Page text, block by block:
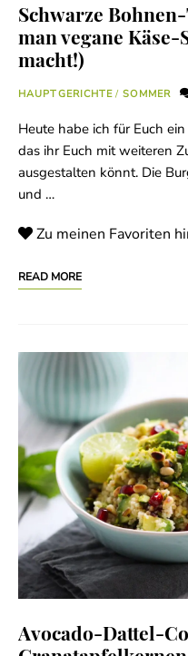
Schwarze
man vegane
macht!)
HAUPTGERICHTE / SOMMER
Heute habe ich für Euch
das ihr Euch mit weiteren
ausgestalten könnt. Die
und …
Zu meinen Favoriten
READ MORE
Avocado-Dattel-